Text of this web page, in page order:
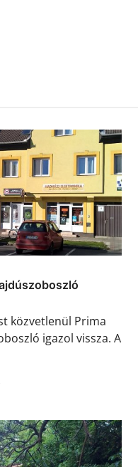
közvetlenül Prima
igazol vissza. A